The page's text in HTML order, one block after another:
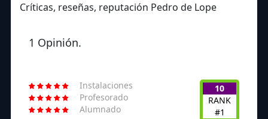
Críticas, reseñas, reputación Pedro de Lope
1 Opinión.
Instalaciones
Profesorado
Alumnado
10
RANK
#1